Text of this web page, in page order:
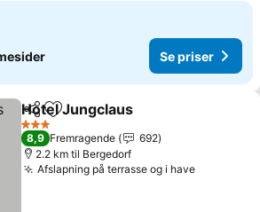
Se priser
Del Føj til favoritter
Hotel Jungclaus
3 Stjerner
8,9 Fremragende
692
2.2 km til Bergedorf
Afslapning på terrasse og i have